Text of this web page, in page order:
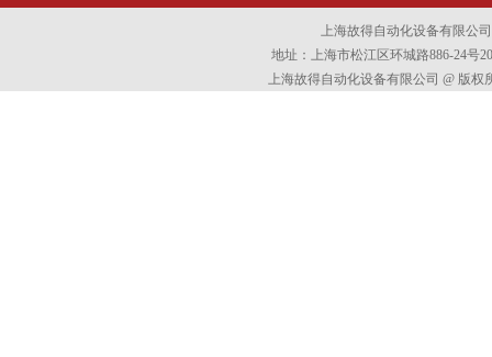
上海故得自动化设备有限公
地址：上海市松江区环城路886-24号
上海故得自动化设备有限公司 @ 版权